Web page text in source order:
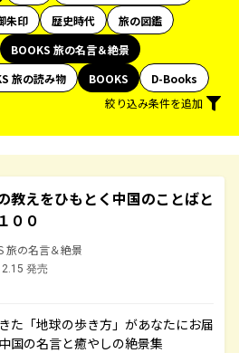
朱印 歴史時代
旅の図鑑
BOOKS 旅の名言＆絶景
旅の読み物 BOOKS
D-Books
絞り込み条件を追加
教えをひもとく中国のことばと
００
旅の名言＆絶景
発売
た「地球の歩き方」があなたにお届
国の名言と癒やしの絶景集